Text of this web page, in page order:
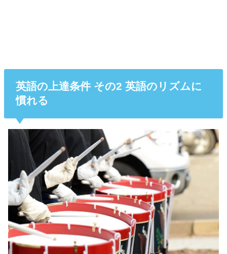
英語の上達条件 その2 英語のリズムに
慣れる